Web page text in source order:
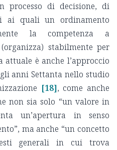
processo di decisione, di
ai quali un ordinamento
la competenza a
stabilmente per
attuale è anche l’approccio
anni Settanta nello studio
[18], come anche
non sia solo “un valore in
un’apertura in senso
ma anche “un concetto
generali in cui trova